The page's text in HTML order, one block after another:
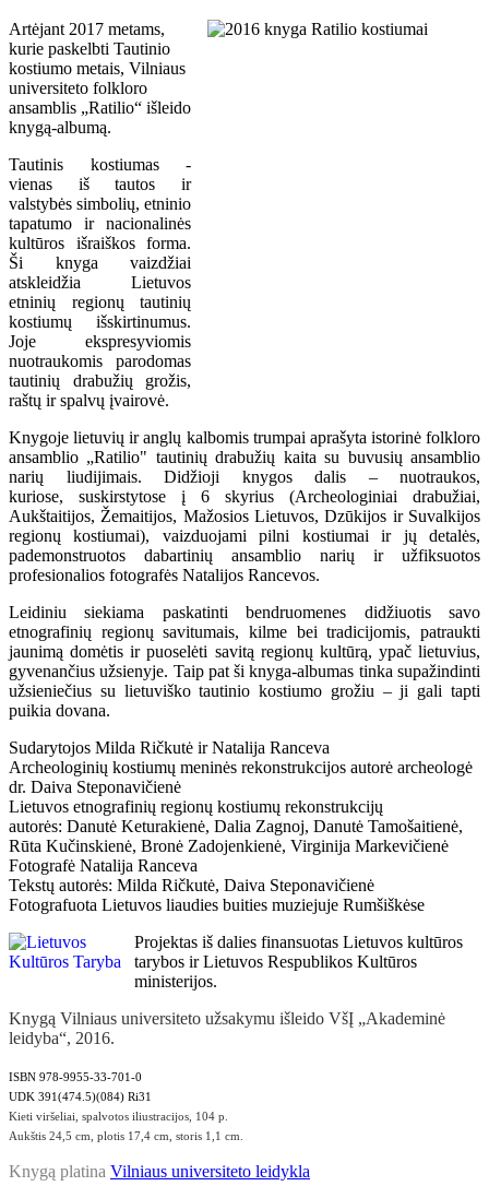
Artėjant 2017 metams,
kurie paskelbti Tautinio
kostiumo metais, Vilniaus
universiteto folkloro
ansamblis „Ratilio“ išleido
knygą-albumą.
Tautinis kostiumas -
vienas iš tautos ir
valstybės simbolių, etninio
tapatumo ir nacionalinės
kultūros išraiškos forma.
Ši knyga vaizdžiai
atskleidžia Lietuvos
etninių regionų tautinių
kostiumų išskirtinumus.
Joje ekspresyviomis
nuotraukomis parodomas
tautinių drabužių grožis,
raštų ir spalvų įvairovė.
Knygoje lietuvių ir anglų kalbomis trumpai aprašyta istorinė folkloro
ansamblio „Ratilio" tautinių drabužių kaita su buvusių ansamblio
narių liudijimais. Didžioji knygos dalis – nuotraukos,
kuriose, suskirstytose į 6 skyrius (Archeologiniai drabužiai,
Aukštaitijos, Žemaitijos, Mažosios Lietuvos, Dzūkijos ir Suvalkijos
regionų kostiumai), vaizduojami pilni kostiumai ir jų detalės,
pademonstruotos dabartinių ansamblio narių ir užfiksuotos
profesionalios fotografės Natalijos Rancevos.
Leidiniu siekiama paskatinti bendruomenes didžiuotis savo
etnografinių regionų savitumais, kilme bei tradicijomis, patraukti
jaunimą domėtis ir puoselėti savitą regionų kultūrą, ypač lietuvius,
gyvenančius užsienyje. Taip pat ši knyga-albumas tinka supažindinti
užsieniečius su lietuviško tautinio kostiumo grožiu – ji gali tapti
puikia dovana.
Sudarytojos Milda Ričkutė ir Natalija Ranceva
Archeologinių kostiumų meninės rekonstrukcijos autorė archeologė
dr. Daiva Steponavičienė
Lietuvos etnografinių regionų kostiumų rekonstrukcijų
autorės: Danutė Keturakienė, Dalia Zagnoj, Danutė Tamošaitienė,
Rūta Kučinskienė, Bronė Zadojenkienė, Virginija Markevičienė
Fotografė Natalija Ranceva
Tekstų autorės: Milda Ričkutė, Daiva Steponavičienė
Fotografuota Lietuvos liaudies buities muziejuje Rumšiškėse
Projektas iš dalies finansuotas Lietuvos kultūros
tarybos ir Lietuvos Respublikos Kultūros
ministerijos.
Knygą Vilniaus universiteto užsakymu išleido VšĮ „Akademinė
leidyba“, 2016.
ISBN 978-9955-33-701-0
UDK 391(474.5)(084) Ri31
Kieti viršeliai, spalvotos iliustracijos, 104 p.
Aukštis 24,5 cm, plotis 17,4 cm, storis 1,1 cm.
Knygą platina Vilniaus universiteto leidykla